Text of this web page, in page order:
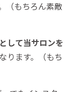
（もちろん素敵
して当サロンを
ります。（もち